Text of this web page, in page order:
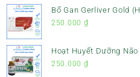
Bổ Gan Gerliver Gold
Gan, Mát Gan & Bảo Vệ
250.000 ₫
Hoạt Huyết Dưỡng
– Giảm Đau Đầu, Hoa
250.000 ₫